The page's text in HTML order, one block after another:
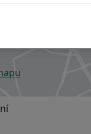
v nové záložce